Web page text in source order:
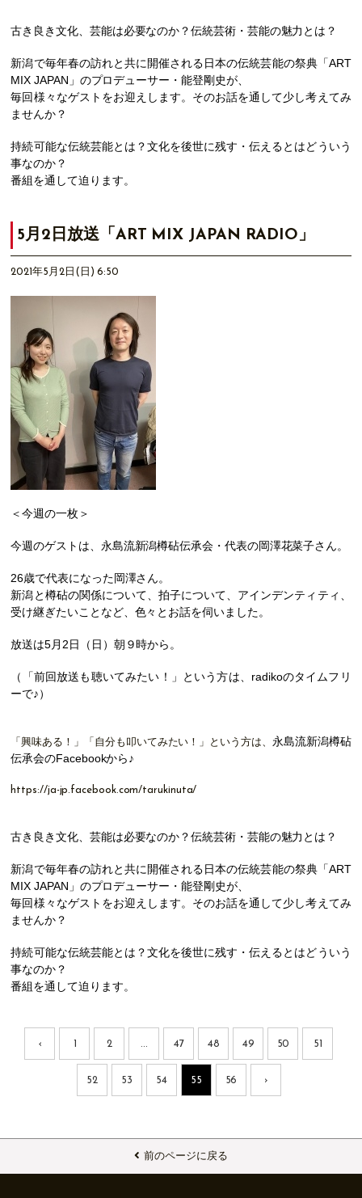
古き良き文化、芸能は必要なのか？伝統芸術・芸能の魅力とは？
新潟で毎年春の訪れと共に開催される日本の伝統芸能の祭典「ART
MIX JAPAN」のプロデューサー・能登剛史が、
毎回様々なゲストをお迎えします。そのお話を通して少し考えてみ
ませんか？
持続可能な伝統芸能とは？文化を後世に残す・伝えるとはどういう
事なのか？
番組を通して迫ります。
5月2日放送「ART MIX JAPAN RADIO」
2021年5月2日(日) 6:50
＜今週の一枚＞
今週のゲストは、永島流新潟樽砧伝承会・代表の岡澤花菜子さん。
26歳で代表になった岡澤さん。
新潟と樽砧の関係について、拍子について、アインデンティティ、
受け継ぎたいことなど、 色々とお話を伺いました。
放送は5月2日（日）朝９時から。
（「前回放送も聴いてみたい！」という方は、radikoのタイムフリ
ーで♪）
「興味ある！」「自分も叩いてみたい！」という方は、 永島流新潟樽砧
伝承会のFacebookから♪
https://ja-jp.facebook.com/tarukinuta/
古き良き文化、芸能は必要なのか？伝統芸術・芸能の魅力とは？
新潟で毎年春の訪れと共に開催される日本の伝統芸能の祭典「ART
MIX JAPAN」のプロデューサー・能登剛史が、
毎回様々なゲストをお迎えします。そのお話を通して少し考えてみ
ませんか？
持続可能な伝統芸能とは？文化を後世に残す・伝えるとはどういう
事なのか？
番組を通して迫ります。
‹ 1 2 47 48 49 50 51
52 53 54 55 56 ›
前のページに戻る